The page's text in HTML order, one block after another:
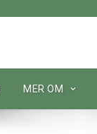
MER OM